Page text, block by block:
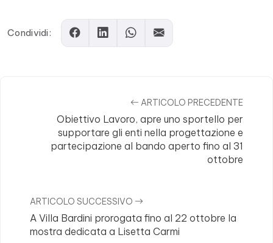
Condividi:
ARTICOLO PRECEDENTE
Obiettivo Lavoro, apre uno sportello per
supportare gli enti nella progettazione e
partecipazione al bando aperto fino al 31
ottobre
ARTICOLO SUCCESSIVO
A Villa Bardini prorogata fino al 22 ottobre la
mostra dedicata a Lisetta Carmi